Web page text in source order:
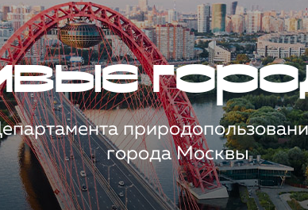
города Москвы